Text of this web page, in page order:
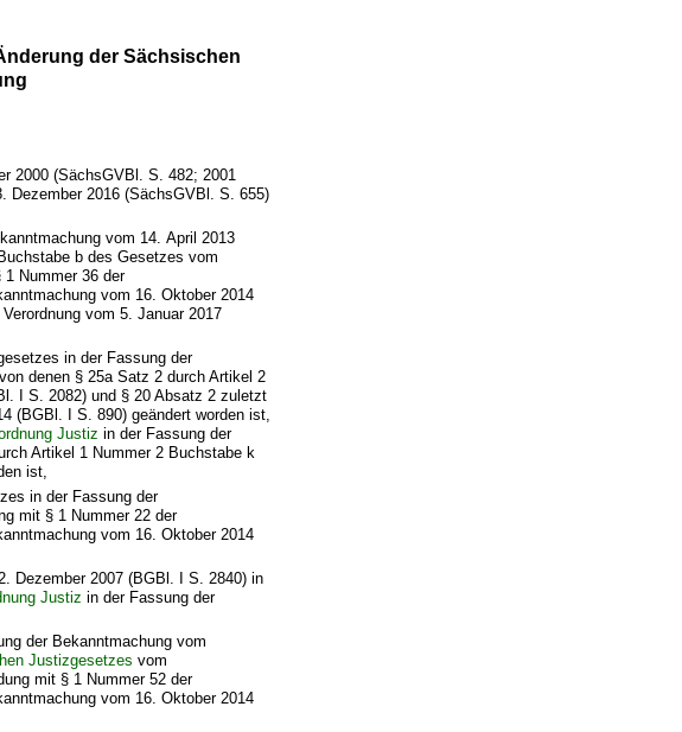
der Sächsischen
2000 (SächsGVBl. S. 482; 2001
Dezember 2016 (SächsGVBl. S. 655)
vom 14. April 2013
b des Gesetzes vom
Nummer 36 der
vom 16. Oktober 2014
vom 5. Januar 2017
in der Fassung der
denen § 25a Satz 2 durch Artikel 2
I S. 2082) und § 20 Absatz 2 zuletzt
(BGBl. I S. 890) geändert worden ist,
Justiz in der Fassung der
Artikel 1 Nummer 2 Buchstabe k
ist,
in der Fassung der
mit § 1 Nummer 22 der
vom 16. Oktober 2014
Dezember 2007 (BGBl. I S. 2840) in
Justiz in der Fassung der
der Bekanntmachung vom
Justizgesetzes vom
mit § 1 Nummer 52 der
vom 16. Oktober 2014